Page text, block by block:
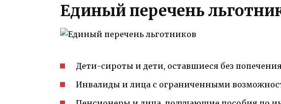
Единый перечень
Дети-сироты и дети, оставшиеся без
Инвалиды и лица с ограниченными